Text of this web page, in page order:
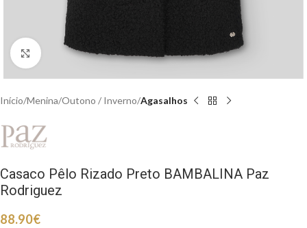
Clique para aumentar
Início Menina Outono / Inverno Agasalhos
Casaco Pêlo Rizado Preto BAMBALINA Paz
Rodriguez
88.90€